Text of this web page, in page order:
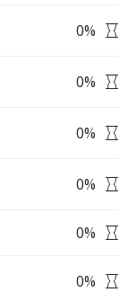
0%
0%
0%
0%
0%
0%